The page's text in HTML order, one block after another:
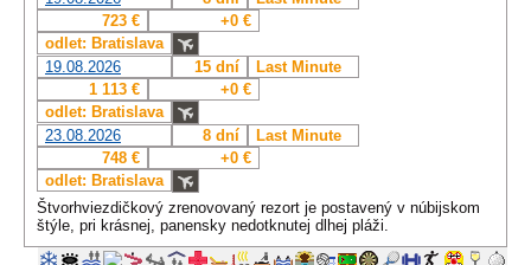
723 €
+0 €
odlet: Bratislava
19.08.2026
15 dní
Last Minute
1 113 €
+0 €
odlet: Bratislava
23.08.2026
8 dní
Last Minute
748 €
+0 €
odlet: Bratislava
Štvorhviezdičkový zrenovovaný rezort je postavený v núbijskom
štýle, pri krásnej, panensky nedotknutej dlhej pláži.